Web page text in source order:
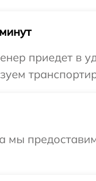
приедет в
мы